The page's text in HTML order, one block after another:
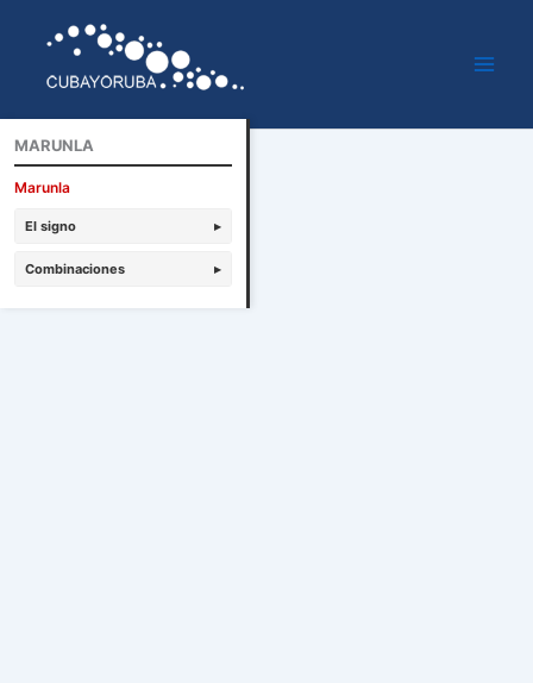
contenido
MARUNLA
Marunla
El signo ▸
Combinaciones ▸